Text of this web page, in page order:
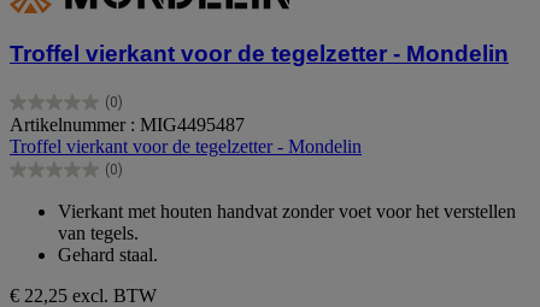
Troffel vierkant voor de tegelzetter - Mondelin
(0)
0.0
van
de
5
Artikelnummer : MIG4495487
Troffel vierkant voor de tegelzetter - Mondelin
(0)
0.0
sterren.
Vierkant met houten handvat zonder voet voor het verstellen
van tegels.
Gehard staal.
€ 22,25 excl. BTW